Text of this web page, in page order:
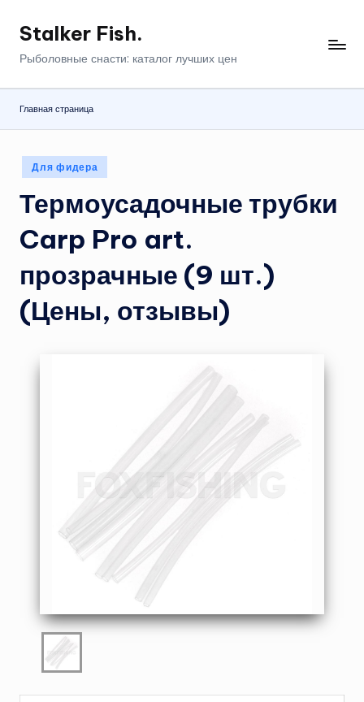
Перейти
Stalker Fish.
Рыболовные снасти: каталог лучших цен
Главная страница
Опубликовано
в
Для фидера
Термоусадочные трубки
Carp Pro art.
прозрачные (9 шт.)
(Цены, отзывы)